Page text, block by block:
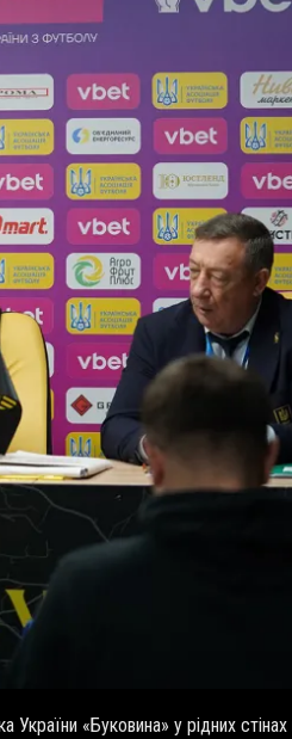
України «Буковина» у рідних